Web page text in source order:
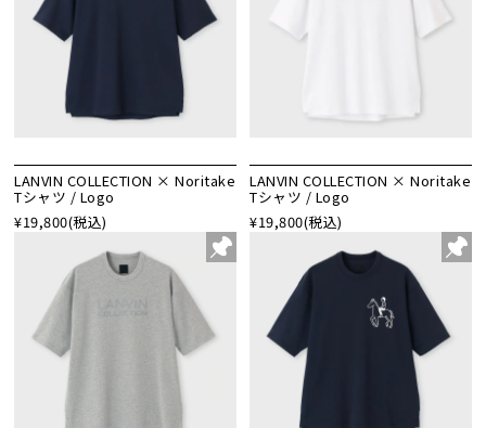
LANVIN COLLECTION × Noritake
Tシャツ / Logo
¥19,800(税込)
LANVIN COLLECTION × Noritake
Tシャツ / Logo
¥19,800(税込)